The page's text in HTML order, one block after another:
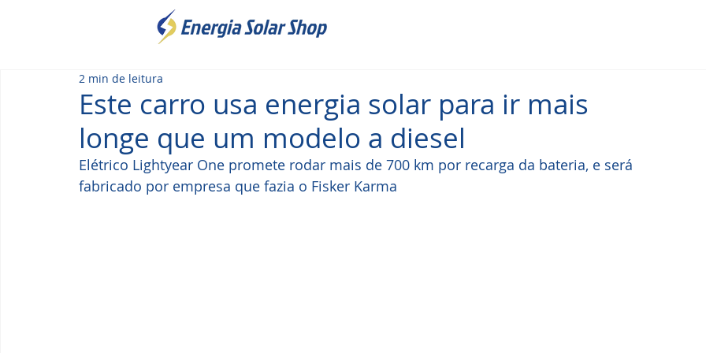
Este carro usa energia solar para ir mais
longe que um modelo a diesel
2 min de leitura
Elétrico Lightyear One promete rodar mais de 700 km por recarga da bateria, e será
fabricado por empresa que fazia o Fisker Karma